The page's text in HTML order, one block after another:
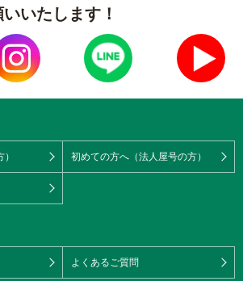
いたします！
初めての方へ（法人屋号の方）
よくあるご質問